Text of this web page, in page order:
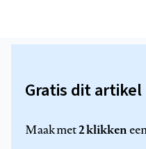
Gratis dit artikel
Maak met2 klikken